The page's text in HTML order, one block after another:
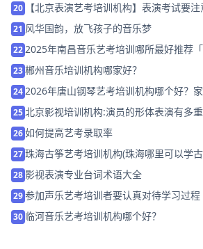
20 【北京表演艺考培训机构】表演考试要注
21 风华国韵，放飞孩子的音乐梦
222025年南昌音乐艺考培训哪所最好推荐「
23郴州音乐培训机构哪家好？
242026年唐山钢琴艺考培训机构哪个好？家
25北京影视培训机构:演员的形体表演有多重
26如何提高艺考录取率
27珠海古筝艺考培训机构(珠海哪里可以学
28 影视表演专业台词术语大全
29参加声乐艺考培训者要认真对待学习过程
30 临河音乐艺考培训机构哪个好？